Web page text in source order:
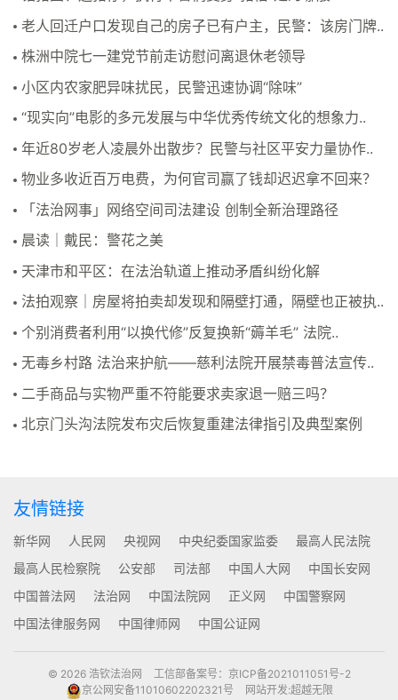
老人回迁户口发现自己的房子已有户主，民警：该房门牌..
株洲中院七一建党节前走访慰问离退休老领导
小区内农家肥异味扰民，民警迅速协调“除味”
“现实向”电影的多元发展与中华优秀传统文化的想象力..
年近80岁老人凌晨外出散步？民警与社区平安力量协作..
物业多收近百万电费，为何官司赢了钱却迟迟拿不回来？
「法治网事」网络空间司法建设 创制全新治理路径
晨读｜戴民：警花之美
天津市和平区：在法治轨道上推动矛盾纠纷化解
法拍观察｜房屋将拍卖却发现和隔壁打通，隔壁也正被执..
个别消费者利用“以换代修”反复换新“薅羊毛” 法院..
无毒乡村路 法治来护航——慈利法院开展禁毒普法宣传..
二手商品与实物严重不符能要求卖家退一赔三吗？
北京门头沟法院发布灾后恢复重建法律指引及典型案例
友情链接
新华网 人民网 央视网 中央纪委国家监委
最高人民法院
最高人民检察院
公安部 司法部 中国人大网
中国长安网
中国普法网
法治网 中国法院网 正义网
中国警察网
中国法律服务网
中国律师网 中国公证网
© 2026 浩钦法治网
工信部备案号：京ICP备2021011051号-2
京公网安备11010602202321号
网站开发:超越无限